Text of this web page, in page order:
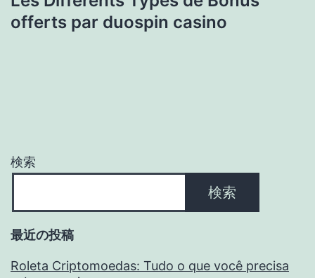
ー
offerts par duospin casino
検索
検索
最近の投稿
Roleta Criptomoedas: Tudo o que você precisa